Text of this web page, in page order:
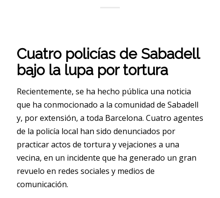
Cuatro policías de Sabadell
bajo la lupa por tortura
Recientemente, se ha hecho pública una noticia
que ha conmocionado a la comunidad de Sabadell
y, por extensión, a toda Barcelona. Cuatro agentes
de la policía local han sido denunciados por
practicar actos de tortura y vejaciones a una
vecina, en un incidente que ha generado un gran
revuelo en redes sociales y medios de
comunicación.